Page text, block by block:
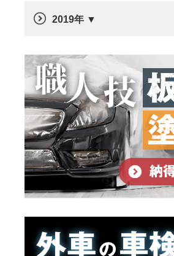
2019年